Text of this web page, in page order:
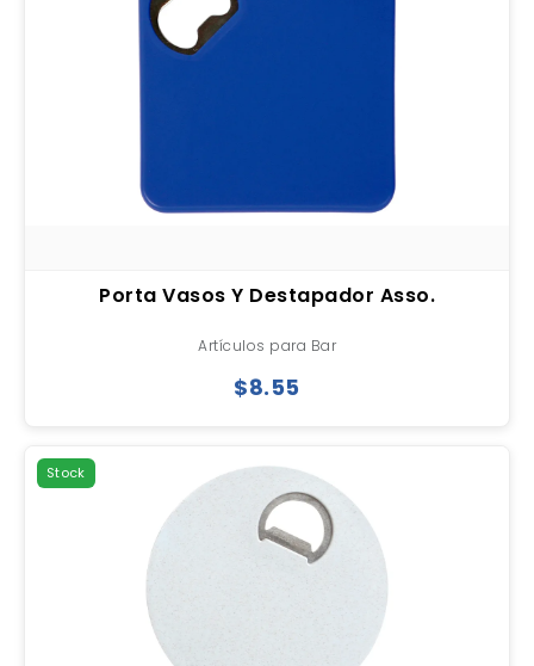
Porta Vasos Y Destapador Asso.
Artículos para Bar
$8.55
Stock